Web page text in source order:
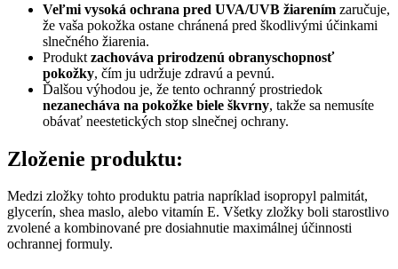
Veľmi vysoká ochrana pred UVA/UVB žiarením zaručuje,
že vaša pokožka ostane chránená pred škodlivými účinkami
slnečného žiarenia.
Produkt zachováva prirodzenú obranyschopnosť
pokožky, čím ju udržuje zdravú a pevnú.
Ďalšou výhodou je, že tento ochranný prostriedok
nezanecháva na pokožke biele škvrny, takže sa nemusíte
obávať neestetických stop slnečnej ochrany.
Zloženie produktu:
Medzi zložky tohto produktu patria napríklad isopropyl palmitát,
glycerín, shea maslo, alebo vitamín E. Všetky zložky boli starostlivo
zvolené a kombinované pre dosiahnutie maximálnej účinnosti
ochrannej formuly.